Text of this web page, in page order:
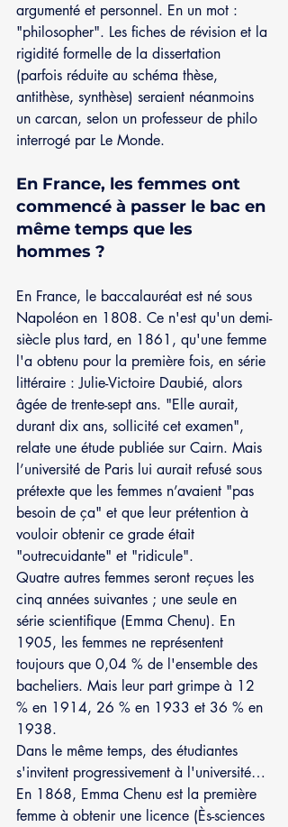
argumenté et personnel. En un mot :
"philosopher". Les fiches de révision et la
rigidité formelle de la dissertation
(parfois réduite au schéma thèse,
antithèse, synthèse) seraient néanmoins
un carcan, selon un professeur de philo
interrogé par Le Monde.
En France, les femmes ont
commencé à passer le bac en
même temps que les
hommes ?
En France, le baccalauréat est né sous
Napoléon en 1808. Ce n'est qu'un demi-
siècle plus tard, en 1861, qu'une femme
l'a obtenu pour la première fois, en série
littéraire : Julie-Victoire Daubié, alors
âgée de trente-sept ans. "Elle aurait,
durant dix ans, sollicité cet examen",
relate une étude publiée sur Cairn. Mais
l’université de Paris lui aurait refusé sous
prétexte que les femmes n’avaient "pas
besoin de ça" et que leur prétention à
vouloir obtenir ce grade était
"outrecuidante" et "ridicule".
Quatre autres femmes seront reçues les
cinq années suivantes ; une seule en
série scientifique (Emma Chenu). En
1905, les femmes ne représentent
toujours que 0,04 % de l'ensemble des
bacheliers. Mais leur part grimpe à 12
% en 1914, 26 % en 1933 et 36 % en
1938.
Dans le même temps, des étudiantes
s'invitent progressivement à l'université…
En 1868, Emma Chenu est la première
femme à obtenir une licence (Ès-sciences